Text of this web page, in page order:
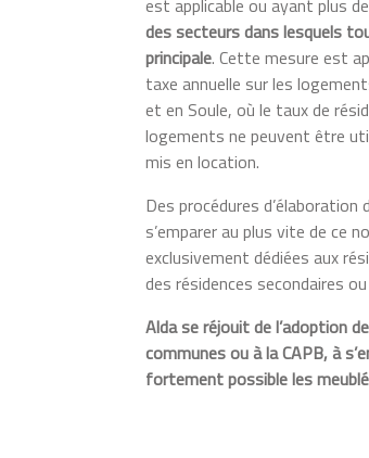
des secteurs dans lesquels
principale. Cette mesure est
taxe annuelle sur les
et en Soule, où le taux de
logements ne peuvent être
mis en location.
Des procédures
s’emparer au plus vite de ce
exclusivement dédiées aux
des résidences secondaires
Alda se réjouit de l’adoption
communes ou à la CAPB, à
fortement possible les